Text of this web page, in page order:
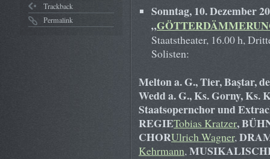
Trackback
Permalink
Sonntag, 10. Dezember
„
Staatstheater, 16.00 h,
Solisten:
Melton a. G., Tier, Baştar,
Wedd a. G., Ks. Gorny, Ks.
Staatsopernchor und
REGIETobias Kratzer,
CHORUlrich Wagner,
Kehrmann,